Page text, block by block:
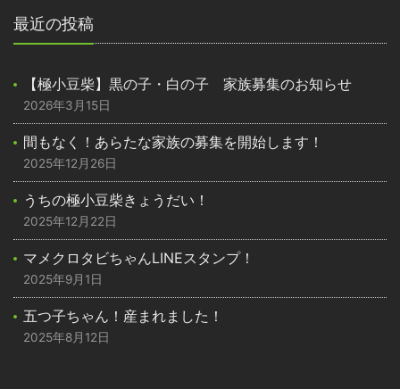
最近の投稿
【極小豆柴】黒の子・白の子 家族募集のお知らせ
2026年3月15日
間もなく！あらたな家族の募集を開始します！
2025年12月26日
うちの極小豆柴きょうだい！
2025年12月22日
マメクロタビちゃんLINEスタンプ！
2025年9月1日
五つ子ちゃん！産まれました！
2025年8月12日